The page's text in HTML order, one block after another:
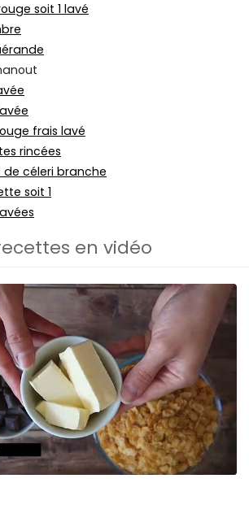
soit 1 lavé
frais lavé
rincées
de céleri branche
soit 1
en vidéo